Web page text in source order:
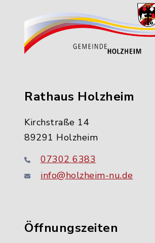
Rathaus Holzheim
Kirchstraße 14
89291 Holzheim
07302 6383
info@holzheim-nu.de
Öffnungszeiten